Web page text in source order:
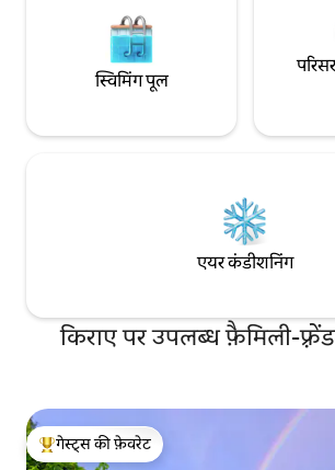
स्विमिंग पूल
एयर कंडीशनिंग
किराए पर उपलब्ध फ़ैमिली-
गेस्ट्स का टॉप फ़ेवरेट
गेस्ट्स की फ़ेवरेट